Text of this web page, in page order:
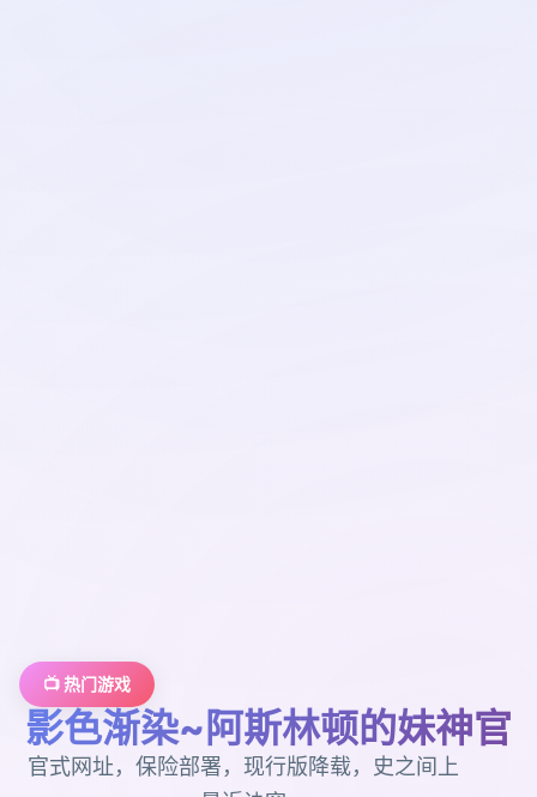
📺 热门游戏
影色渐染~阿斯林顿的妹神官
官式网址，保险部署，现行版降载，史之间上